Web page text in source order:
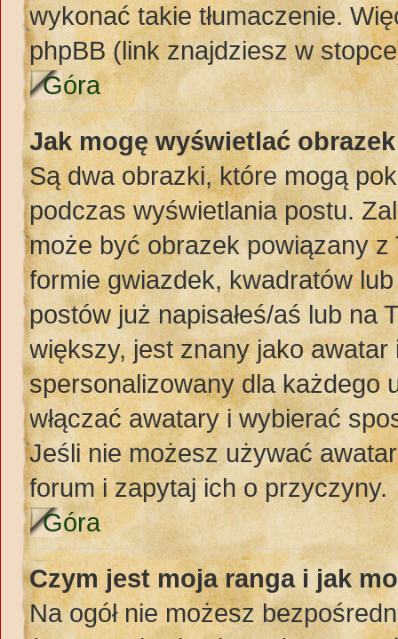
wykonać takie tłumaczenie.
phpBB (link znajdziesz w
Góra
Jak mogę wyświetlać
Są dwa obrazki, które mogą
podczas wyświetlania postu.
może być obrazek powiązany
formie gwiazdek, kwadratów
postów już napisałeś/aś lub na
większy, jest znany jako
spersonalizowany dla każdego
włączać awatary i wybierać
Jeśli nie możesz używać
forum i zapytaj ich o przyczyny.
Góra
Czym jest moja ranga i jak
Na ogół nie możesz